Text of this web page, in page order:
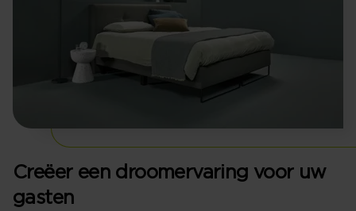
Creëer een droomervaring voor uw
gasten